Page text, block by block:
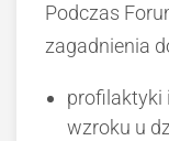
Podczas
zagadnienia
profilaktyki
wzroku u